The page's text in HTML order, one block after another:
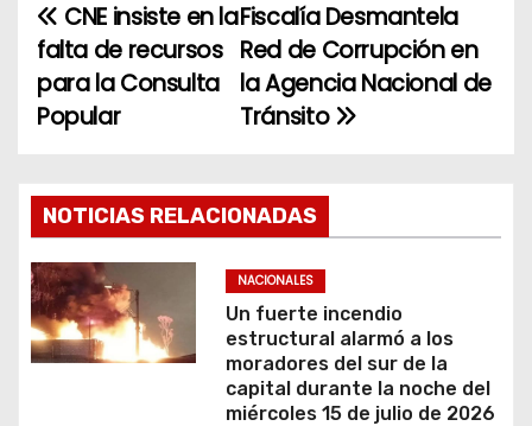
N
a
v
g
a
c
i
Fiscalía Desmantela
Red de Corrupción en
la Agencia Nacional de
Tránsito
CNE insiste en la
falta de recursos
para la Consulta
Popular
NOTICIAS RELACIONADAS
NACIONALES
Un fuerte incendio
estructural alarmó a los
moradores del sur de la
capital durante la noche del
miércoles 15 de julio de 2026